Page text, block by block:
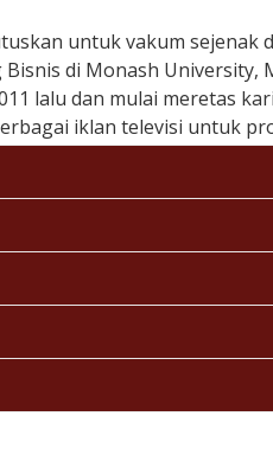
untuk vakum sejenak
di Monash University,
lalu dan mulai meretas
iklan televisi untuk
pemeran utama film
Film Produksi Maxima